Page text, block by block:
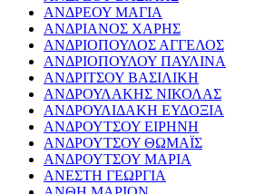
ΑΝΔΡΕΟΥ ΜΑΓΙΑ
ΑΝΔΡΙΑΝΟΣ ΧΑΡΗΣ
ΑΝΔΡΙΟΠΟΥΛΟΣ ΑΓΓΕΛΟΣ
ΑΝΔΡΙΟΠΟΥΛΟΥ ΠΑΥΛΙΝΑ
ΑΝΔΡΙΤΣΟΥ ΒΑΣΙΛΙΚΗ
ΑΝΔΡΟΥΛΑΚΗΣ ΝΙΚΟΛΑΣ
ΑΝΔΡΟΥΛΙΔΑΚΗ ΕΥΔΟΞΙΑ
ΑΝΔΡΟΥΤΣΟΥ ΕΙΡΗΝΗ
ΑΝΔΡΟΥΤΣΟΥ ΘΩΜΑΪΣ
ΑΝΔΡΟΥΤΣΟΥ ΜΑΡΙΑ
ΑΝΕΣΤΗ ΓΕΩΡΓΙΑ